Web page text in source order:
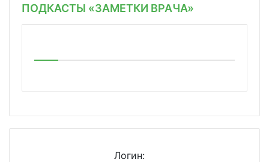
ПОДКАСТЫ «ЗАМЕТКИ ВРАЧА»
Логин: